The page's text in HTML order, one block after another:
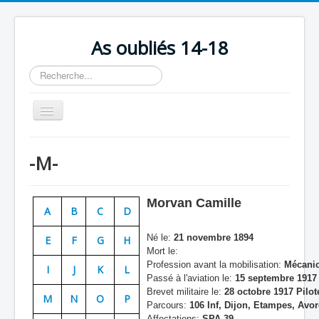
As oubliés 14-18
Rechercher
Basculer
la
Chronologie
Escadrilles
Organisation
Avions
Personnels
Doctrines
-M-
A B C D
E F G H
I J K L
M N O P
Morvan Camille
Né le: 21 novembre 1894
Mort le:
Profession avant la mobilisation:
Passé à l'aviation le: 15 septembre
Brevet militaire le: 28 octobre 1917
Parcours: 106 Inf, Dijon, Etampes,